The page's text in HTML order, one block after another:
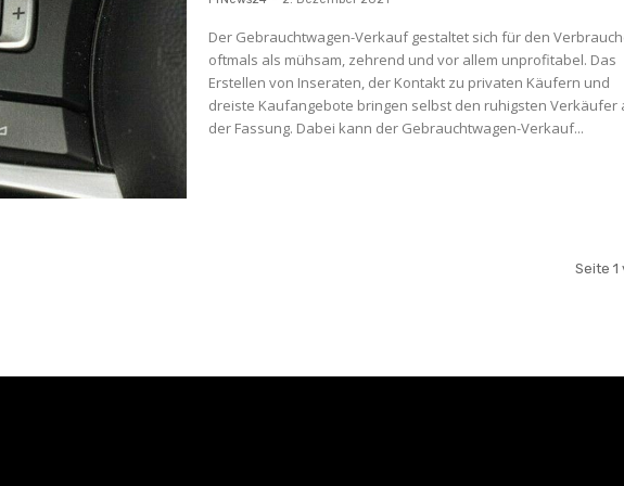
Der Gebrauchtwagen-Verkauf gestaltet sich für den
oftmals als mühsam, zehrend und vor allem unprofitabel. Das
Erstellen von Inseraten, der Kontakt zu privaten Käufern und
dreiste Kaufangebote bringen selbst den ruhigsten Verkäufer
der Fassung. Dabei kann der Gebrauchtwagen-Verkauf...
Seite 1